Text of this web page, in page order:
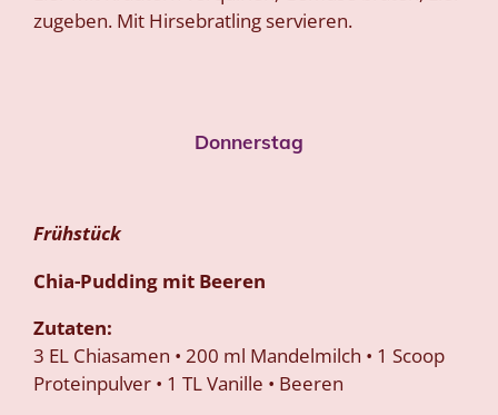
zugeben. Mit Hirsebratling servieren.
Donnerstag
Frühstück
Chia-Pudding mit Beeren
Zutaten:
3 EL Chiasamen • 200 ml Mandelmilch • 1 Scoop
Proteinpulver • 1 TL Vanille • Beeren